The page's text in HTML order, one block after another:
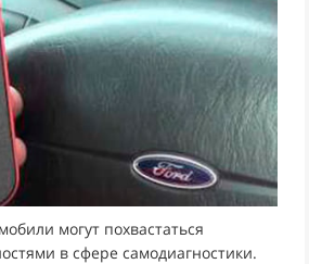
могут похвастаться
в сфере самодиагностики.